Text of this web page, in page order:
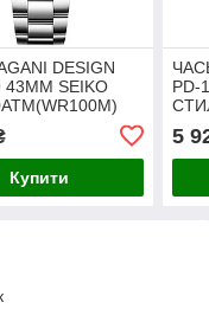
DESIGN
43MM SEIKO
Купити
PD-
5